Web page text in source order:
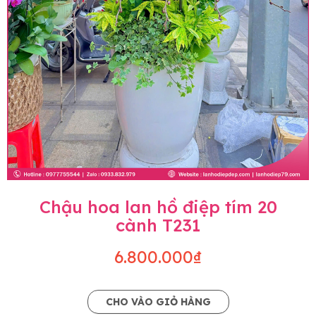
Chậu hoa lan hồ điệp tím 20
cành T231
6.800.000₫
CHO VÀO GIỎ HÀNG